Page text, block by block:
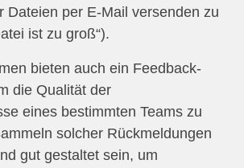
Dateien per E-Mail versenden zu
ist zu groß“).
bieten auch ein Feedback-
die Qualität der
eines bestimmten Teams zu
solcher Rückmeldungen
gut gestaltet sein, um